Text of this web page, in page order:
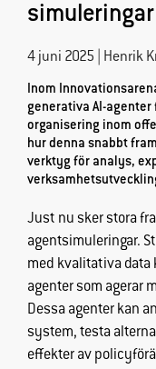
4 juni 2025 | Henrik
Inom
generativa AI-
organisering inom
hur denna snabbt
verktyg för analys,
Just nu sker stora
agentsimuleringar.
med kvalitativa data
agenter som agerar
Dessa agenter kan
system, testa
effekter av